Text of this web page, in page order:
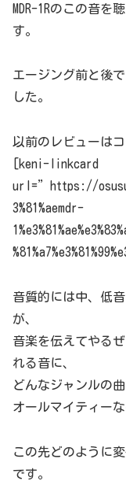
MDR-1Rのこの音を
す。
エージング前と後
した。
以前のレビューは
[keni-linkcard
url=”https://
3%81%aemdr-
音質的には中、低
が、
音楽を伝えてやる
れる音に、
どんなジャンルの
オールマイティー
この先どのように
です。